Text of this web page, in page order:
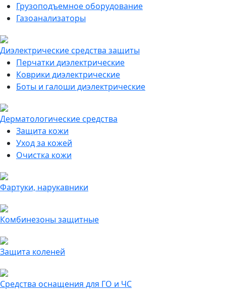
Грузоподъемное оборудование
Газоанализаторы
Диэлектрические средства защиты
Перчатки диэлектрические
Коврики диэлектрические
Боты и галоши диэлектрические
Дерматологические средства
Защита кожи
Уход за кожей
Очистка кожи
Фартуки, нарукавники
Комбинезоны защитные
Защита коленей
Средства оснащения для ГО и ЧС